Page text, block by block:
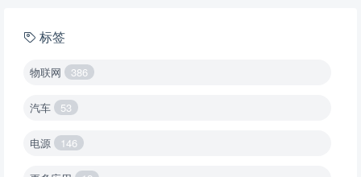
标签
物联网 386
汽车 53
电源 146